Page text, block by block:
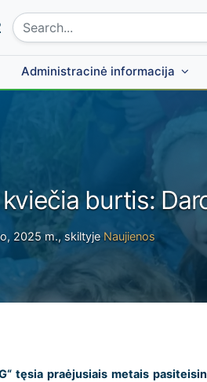
Search site:
Administracinė informacija
kviečia burtis:
2025 m., skiltyjeNaujienos
tęsia praėjusiais metais